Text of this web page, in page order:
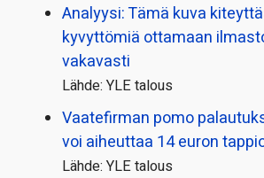
Analyysi: Tämä kuva
kyvyttömiä ottamaan
vakavasti
Lähde: YLE talous
Vaatefirman pomo
voi aiheuttaa 14 euron
Lähde: YLE talous